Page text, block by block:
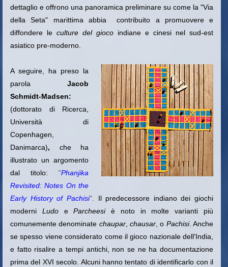
dettaglio e offrono una panoramica preliminare su come la "Via
della Seta" marittima abbia contribuito a promuovere e
diffondere leculture del gioco indiane e cinesi nel sud-est
asiatico pre-moderno.
A seguire, ha preso la
parolaJacob
Schmidt-Madsen:
(dottorato di Ricerca,
Università di
Copenhagen,
Danimarca), che ha
illustrato un argomento
dal titolo:"Phanjika
Revisited: Notes On the
Early History of Pachisi". Il predecessore indiano dei giochi
moderni LudoeParcheesiè noto in molte varianti più
comunemente denominate chaupar,chausar, o Pachisi.Anche
se spesso viene considerato come il gioco nazionale dell'India,
e fatto risalire a tempi antichi, non se ne ha documentazione
prima del XVI secolo. Alcuni hanno tentato di identificarlo con il